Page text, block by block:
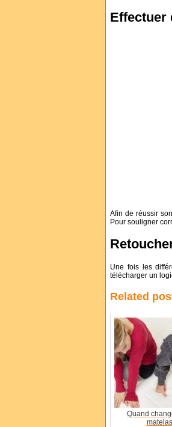
Effectuer
Afin de réussir
Pour souligner
Une fois les
télécharger un
Related
Quand
matelas